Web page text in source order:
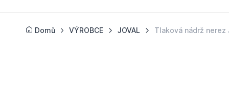
Domů VÝROBCE JOVAL Tlaková nádrž nerez